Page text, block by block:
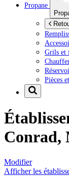
Propane
Grils et
Pièces
Conrad,
Modifier
Afficher les